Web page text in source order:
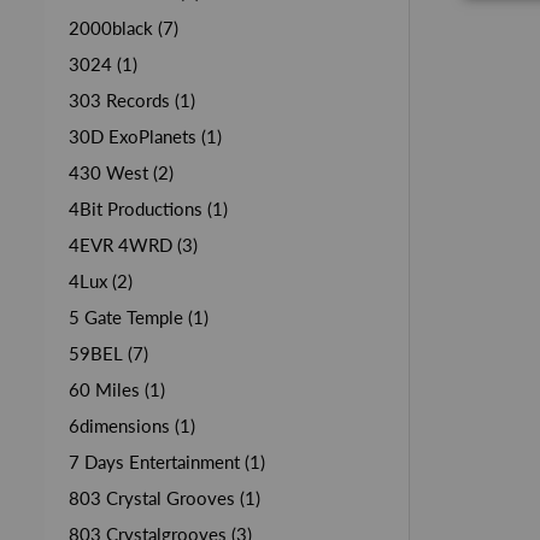
2000black (7)
3024 (1)
303 Records (1)
30D ExoPlanets (1)
430 West (2)
4Bit Productions (1)
4EVR 4WRD (3)
4Lux (2)
5 Gate Temple (1)
59BEL (7)
60 Miles (1)
6dimensions (1)
7 Days Entertainment (1)
803 Crystal Grooves (1)
803 Crystalgrooves (3)